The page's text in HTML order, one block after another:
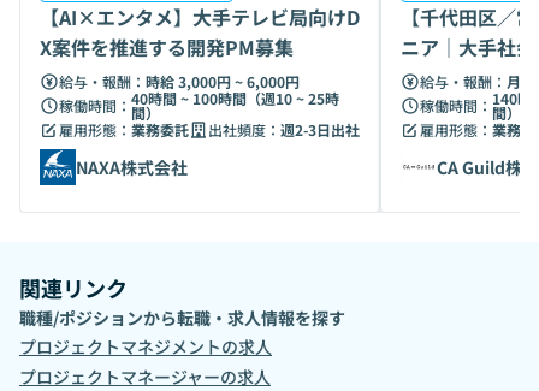
【AI×エンタメ】大手テレビ局向けD
X案件を推進する開発PM募集
給与・報酬： 時給 3,000円 ~ 6,000円
稼働時間： 40時間 ~ 100時間（週10 ~ 25時
間）
雇用形態： 業務委託 出社頻度： 週2-3日出社
NAXA株式会社
【千代田区／
ニア｜大手社
給与・報酬： 月
稼働時間： 140時
間）
雇用形態： 業務委
CA Guild株
関連リンク
職種/ポジションから転職・求人情報を探す
プロジェクトマネジメントの求人
プロジェクトマネージャーの求人